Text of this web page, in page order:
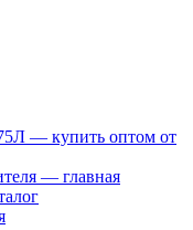
— купить оптом от
— главная